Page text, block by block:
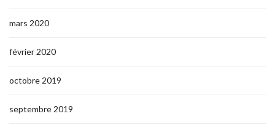
mars 2020
février 2020
octobre 2019
septembre 2019